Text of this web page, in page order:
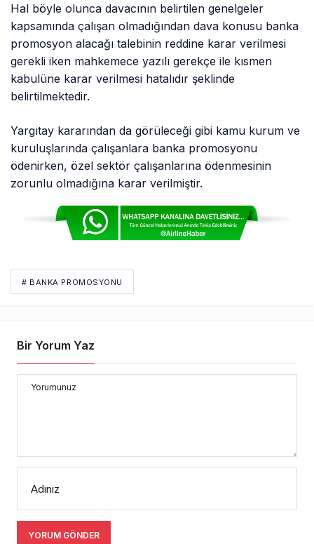
Hal böyle olunca davacının belirtilen genelgeler
kapsamında çalışan olmadığından dava konusu banka
promosyon alacağı talebinin reddine karar verilmesi
gerekli iken mahkemece yazılı gerekçe ile kısmen
kabulüne karar verilmesi hatalıdır şeklinde
belirtilmektedir.
Yargıtay kararından da görüleceği gibi kamu kurum ve
kuruluşlarında çalışanlara banka promosyonu
ödenirken, özel sektör çalışanlarına ödenmesinin
zorunlu olmadığına karar verilmiştir.
# BANKA PROMOSYONU
Bir Yorum Yaz
Yorumunuz
Adınız
YORUM GÖNDER